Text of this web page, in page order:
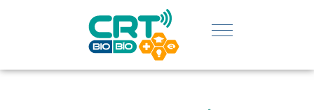
REGIÓN:
CONOCE